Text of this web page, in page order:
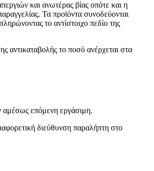
και ανωτέρας βίας οπότε και η
Τα προϊόντα συνοδεύονται
το αντίστοιχο πεδίο της
αντικαταβολής το ποσό ανέρχεται στα
αμέσως επόμενη εργάσιμη.
διεύθυνση παραλήπτη στο